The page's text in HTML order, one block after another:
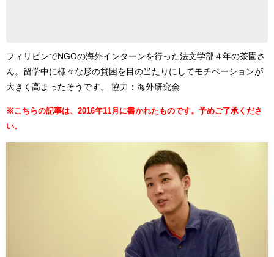
フィリピンでNGOの海外インターンを行った法文学部４年の茶園さ
ん。留学中に様々な形の貧困 を目の当たりにしてモチベーションが
大きく高まったそうです。 協力：海外研究会
※こちらの記事は、2016年11月に書かれたものです。予めご了承くださ
い。